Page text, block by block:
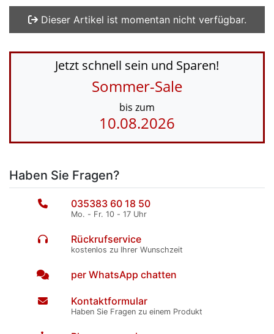
Dieser Artikel ist momentan nicht verfügbar.
Jetzt schnell sein und Sparen!
Sommer-Sale
bis zum
10.08.2026
Haben Sie Fragen?
035383 60 18 50
Mo. - Fr. 10 - 17 Uhr
Rückrufservice
kostenlos zu Ihrer Wunschzeit
per WhatsApp chatten
Kontaktformular
Haben Sie Fragen zu einem Produkt